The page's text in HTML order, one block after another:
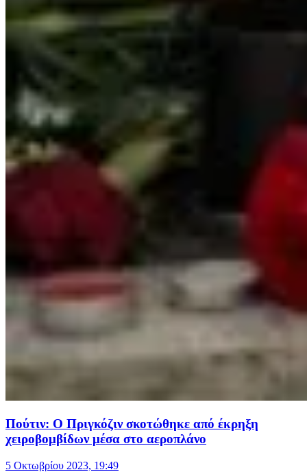
Πούτιν: Ο Πριγκόζιν σκοτώθηκε από έκρηξη
χειροβομβίδων μέσα στο αεροπλάνο
5 Οκτωβρίου 2023, 19:49